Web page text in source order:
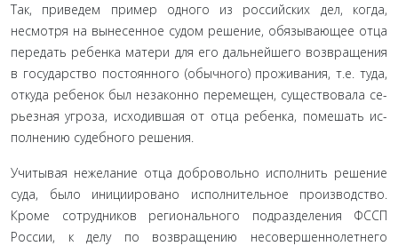
Так, приведем пример одного из российских дел, когда,
несмотря на вынесенное судом решение, обязывающее отца
передать ребенка матери для его дальнейшего возвращения
в государство постоянного (обычного) проживания, т.е. туда,
откуда ребенок был незаконно перемещен, существовала се­
рьезная угроза, исходившая от отца ребенка, помешать ис­
полнению судебного решения.
Учитывая нежелание отца добровольно исполнить ре­шение
суда, было инициировано исполнительное произ­водство.
Кроме сотрудников регионального подразделения ФССП
России, к делу по возвращению несовершеннолетнего